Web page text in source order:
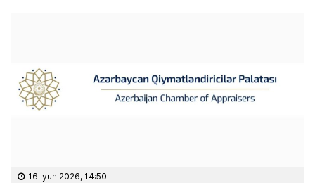
16 İyun 2026, 14:50